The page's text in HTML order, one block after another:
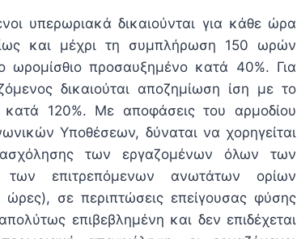
υπερωριακά δικαιούνται για κάθε ώρα
και μέχρι τη συμπλήρωση 150 ωρών
ωρομίσθιο προσαυξημένο κατά 40%. Για
δικαιούται αποζημίωση ίση με το
120%. Με αποφάσεις του αρμοδίου
Υποθέσεων, δύναται να χορηγείται
των εργαζομένων όλων των
των επιτρεπόμενων ανωτάτων ορίων
σε περιπτώσεις επείγουσας φύσης
επιβεβλημένη και δεν επιδέχεται